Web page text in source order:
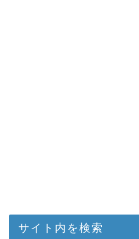
サイト内を検索